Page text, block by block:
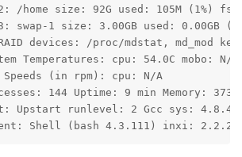
/home size: 92G used: 105M (1%)
swap-1 size: 3.00GB used: 0.00GB
devices: /proc/mdstat, md_mod
Temperatures: cpu: 54.0C mobo: N/A
(in rpm): cpu: N/A
144 Uptime: 9 min Memory:
Upstart runlevel: 2 Gcc sys: 4.8.4
Shell (bash 4.3.111) inxi: